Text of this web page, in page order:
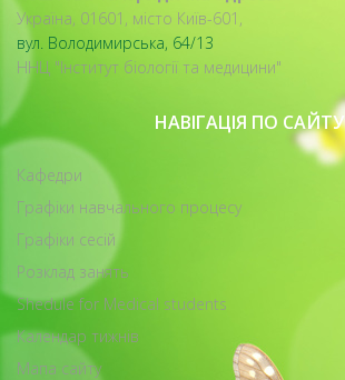
Україна, 01601, місто Київ-601,
вул. Володимирська, 64/13
ННЦ "Інститут біології та медицини"
НАВІГАЦІЯ ПО САЙТУ
Кафедри
Графіки навчального процесу
Графіки сесій
Розклад занять
Shedule for Medical students
Календар тижнів
Мапа сайту